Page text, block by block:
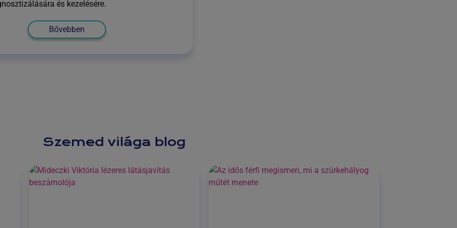
és kezelésére.
Bővebben
Szemed világa blog